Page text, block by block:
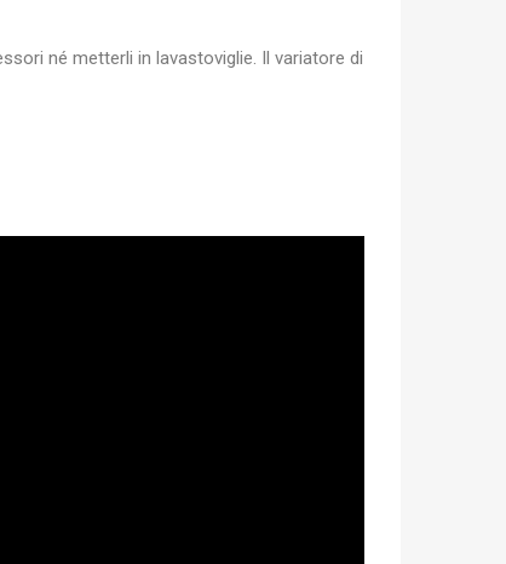
né metterli in lavastoviglie. Il variatore di